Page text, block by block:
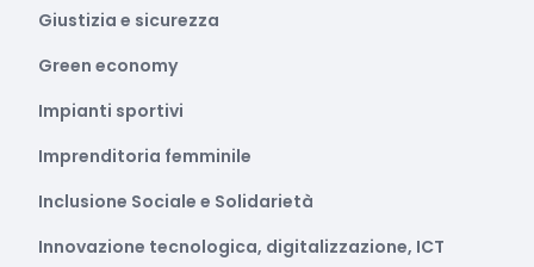
Giustizia e sicurezza
Green economy
Impianti sportivi
Imprenditoria femminile
Inclusione Sociale e Solidarietà
Innovazione tecnologica, digitalizzazione, ICT